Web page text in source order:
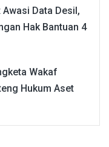
Data Desil,
Hak Bantuan 4
Wakaf
Hukum Aset